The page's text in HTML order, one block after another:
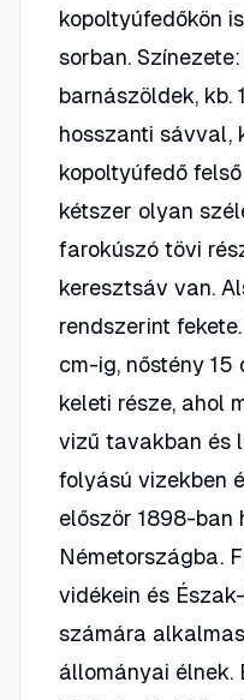
kopoltyúfedőkön
sorban.
barnászöldek, kb.
hosszanti sávval,
kopoltyúfedő
kétszer olyan
farokúszó tövi
keresztsáv van.
rendszerint
cm-ig, nőstény 15
keleti része, ahol
vizű tavakban és
folyású vizekben
először 1898-ban
Németországba.
vidékein és
számára
állományai élnek.